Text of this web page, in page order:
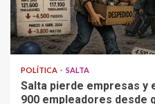
POLÍTICA SALTA
Salta pierde empresas y
900 empleadores desde